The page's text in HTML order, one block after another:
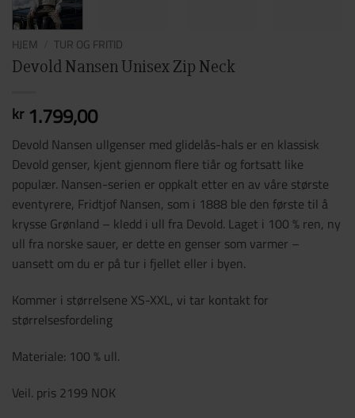
HJEM TUR OG FRITID
Devold Nansen Unisex Zip Neck
kr 1.799,00
Devold Nansen ullgenser med glidelås-hals er en klassisk
Devold genser, kjent gjennom flere tiår og fortsatt like
populær. Nansen-serien er oppkalt etter en av våre største
eventyrere, Fridtjof Nansen, som i 1888 ble den første til å
krysse Grønland – kledd i ull fra Devold. Laget i 100 % ren, ny
ull fra norske sauer, er dette en genser som varmer –
uansett om du er på tur i fjellet eller i byen.
Kommer i størrelsene XS-XXL, vi tar kontakt for
størrelsesfordeling
Materiale: 100 % ull.
Veil. pris 2199 NOK